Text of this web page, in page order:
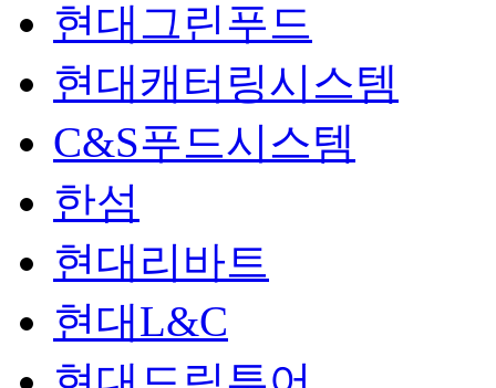
현대그린푸드
현대캐터링시스템
C&S푸드시스템
한섬
현대리바트
현대L&C